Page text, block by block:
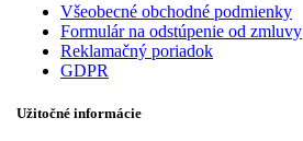
Všeobecné obchodné podmienky
Formulár na odstúpenie od zmluvy
Reklamačný poriadok
GDPR
Užitočné informácie